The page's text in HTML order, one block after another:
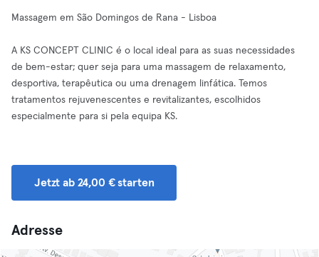
Massagem em São Domingos de Rana - Lisboa
A KS CONCEPT CLINIC é o local ideal para as suas necessidades
de bem-estar; quer seja para uma massagem de relaxamento,
desportiva, terapêutica ou uma drenagem linfática. Temos
tratamentos rejuvenescentes e revitalizantes, escolhidos
especialmente para si pela equipa KS.
Jetzt ab 24,00 € starten
Adresse